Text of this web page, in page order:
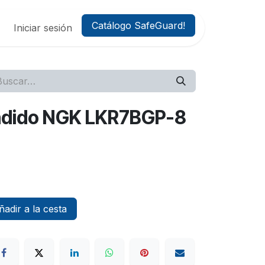
Iniciar sesión Catálogo SafeGuard!
NGK LKR7BGP-8
a la cesta